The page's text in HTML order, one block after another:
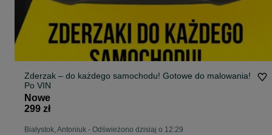
Zderzak – do każdego samochodu! Gotowe do malowania!
Po VIN
Nowe
299 zł
Białystok, Antoniuk - Odświeżono dzisiaj o 12:29